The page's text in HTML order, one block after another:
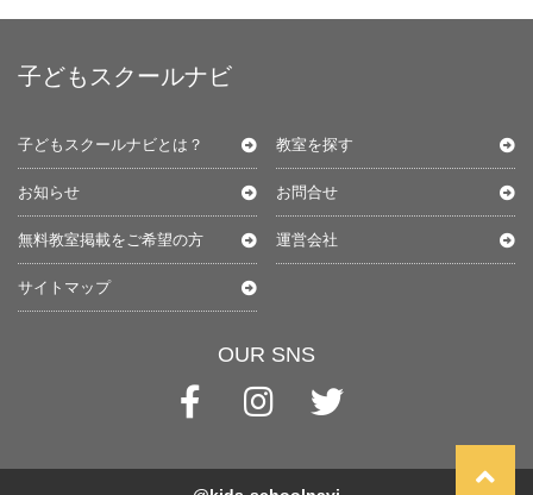
子どもスクールナビ
子どもスクールナビとは？ 教室を探す
お知らせ お問合せ
無料教室掲載をご希望の方 運営会社
サイトマップ
OUR SNS